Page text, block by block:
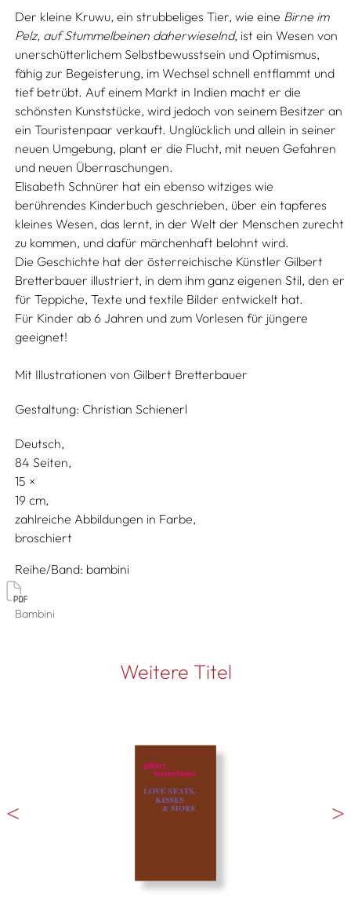
Der kleine Kruwu, ein strubbeliges Tier, wie eine Birne im
Pelz, auf Stummelbeinen daherwieselnd, ist ein Wesen von
unerschütterlichem Selbstbewusstsein und Optimismus,
fähig zur Begeisterung, im Wechsel schnell entflammt und
tief betrübt. Auf einem Markt in Indien macht er die
schönsten Kunststücke, wird jedoch von seinem Besitzer an
ein Touristenpaar verkauft. Unglücklich und allein in seiner
neuen Umgebung, plant er die Flucht, mit neuen Gefahren
und neuen Überraschungen.
Elisabeth Schnürer hat ein ebenso witziges wie
berührendes Kinderbuch geschrieben, über ein tapferes
kleines Wesen, das lernt, in der Welt der Menschen zurecht
zu kommen, und dafür märchenhaft belohnt wird.
Die Geschichte hat der österreichische Künstler Gilbert
Bretterbauer illustriert, in dem ihm ganz eigenen Stil, den er
für Teppiche, Texte und textile Bilder entwickelt hat.
Für Kinder ab 6 Jahren und zum Vorlesen für jüngere
geeignet!
Mit Illustrationen von Gilbert Bretterbauer
Gestaltung: Christian Schienerl
Deutsch
84 Seiten,
15
19
zahlreiche Abbildungen in Farbe
broschiert
Reihe/Band bambini
Bambini
Weitere Titel